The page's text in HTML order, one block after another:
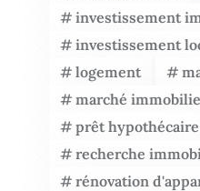
investissement
investissement
logement
marché
prêt hypothécaire
recherche
rénovation